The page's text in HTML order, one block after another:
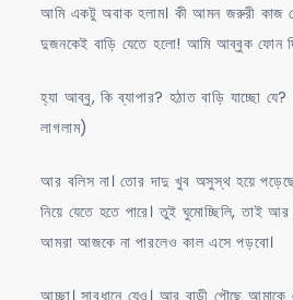
আমি একটু অবাক হলাম। কী আমন জরুরী কাজ
দুজনকেই বাড়ি যেতে হলো! আমি আব্বুক ফোন
হ্যা আব্বু, কি ব্যাপার? হঠাত বাড়ি যাচ্ছো
লাগলাম)
আর বলিস না। তোর দাদু খুব অসুস্থ হয়ে
নিয়ে যেতে হতে পারে। তুই ঘুমোচ্ছিলি, তাই আর
আমরা আজকে না পারলেও কাল এসে পড়বো।
আচ্ছা। সাবধানে যেও। আর বাড়ী পৌছে